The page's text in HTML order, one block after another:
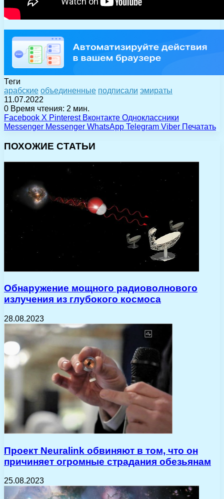
Теги
арабские объединенные подписали эмираты
11.07.2022
0 Время чтения: 2 мин.
Facebook X Pinterest Вконтакте Одноклассники
Messenger Messenger WhatsApp Telegram Viber Печатать
ПОХОЖИЕ СТАТЬИ
Обнаружение мощного радиоволнового
излучения из глубокого космоса
28.08.2023
Проект Neuralink обвиняют в том, что он
причиняет огромные страдания обезьянам
25.08.2023